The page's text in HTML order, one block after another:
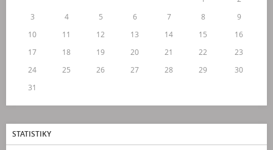
3
4 5 6 7 8
9
10
11 12 13 14 15
16
17
18 19 20 21 22
23
24
25 26 27 28 29
30
31
STATISTIKY